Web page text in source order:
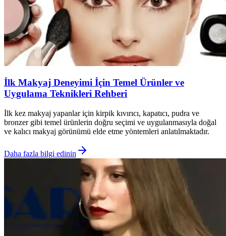
İlk Makyaj Deneyimi İçin Temel Ürünler ve
Uygulama Teknikleri Rehberi
İlk kez makyaj yapanlar için kirpik kıvırıcı, kapatıcı, pudra ve
bronzer gibi temel ürünlerin doğru seçimi ve uygulanmasıyla doğal
ve kalıcı makyaj görünümü elde etme yöntemleri anlatılmaktadır.
Daha fazla bilgi edinin